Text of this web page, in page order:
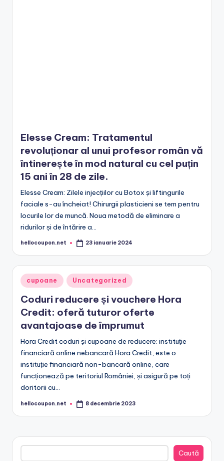
Elesse Cream: Tratamentul
revoluționar al unui profesor român vă
întinerește în mod natural cu cel puțin
15 ani în 28 de zile.
Elesse Cream: Zilele injecțiilor cu Botox și liftingurile
faciale s-au încheiat! Chirurgii plasticieni se tem pentru
locurile lor de muncă. Noua metodă de eliminare a
ridurilor și de întărire a…
Posted
hellocoupon.net 23 ianuarie 2024
Posted
in
cupoane Uncategorized
Coduri reducere și vouchere Hora
Credit: oferă tuturor oferte
avantajoase de împrumut
Hora Credit coduri și cupoane de reducere: instituție
financiară online nebancară Hora Credit, este o
instituție financiară non-bancară online, care
funcționează pe teritoriul României, și asigură pe toți
doritorii cu…
Posted
hellocoupon.net 8 decembrie 2023
Caută
Caută